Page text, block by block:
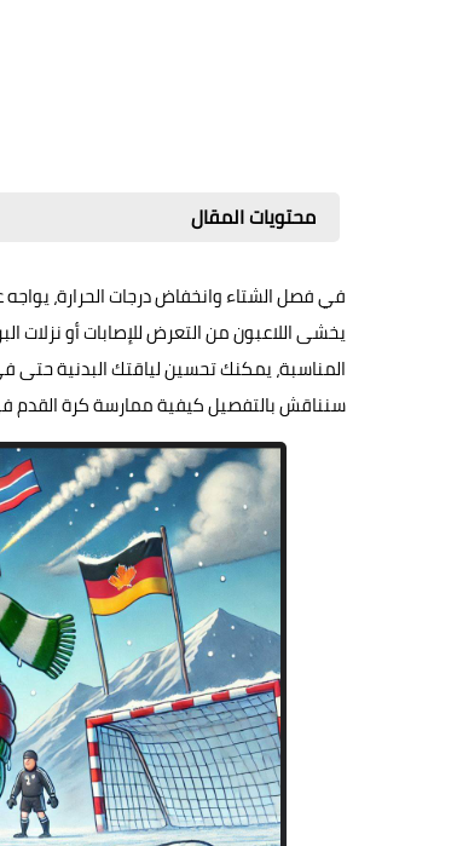
محتويات المقال
في فصل الشتاء وانخفاض درجات الحرارة،
يخشى اللاعبون من التعرض للإصابات أو نزلات
سنناقش بالتفصيل كيفية ممارسة كرة القدم